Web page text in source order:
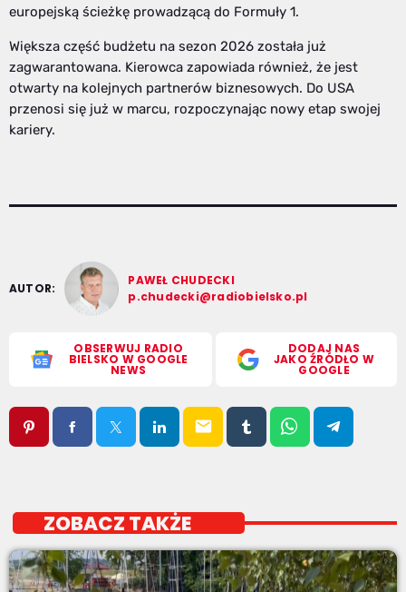
europejską ścieżkę prowadzącą do Formuły 1.
Większa część budżetu na sezon 2026 została już
zagwarantowana. Kierowca zapowiada również, że jest
otwarty na kolejnych partnerów biznesowych. Do USA
przenosi się już w marcu, rozpoczynając nowy etap swojej
kariery.
AUTOR:
PAWEŁ CHUDECKI
p.chudecki@radiobielsko.pl
OBSERWUJ RADIO
BIELSKO W GOOGLE
NEWS
DODAJ NAS
JAKO ŹRÓDŁO W
GOOGLE
email
ZOBACZ TAKŻE